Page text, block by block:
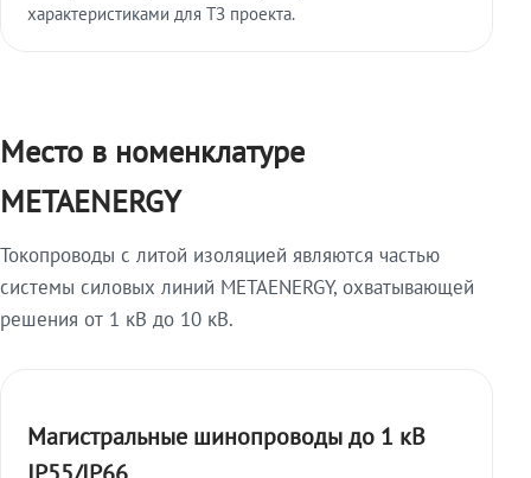
характеристиками для ТЗ проекта.
Место в номенклатуре
METAENERGY
Токопроводы с литой изоляцией являются частью
системы силовых линий METAENERGY, охватывающей
решения от 1 кВ до 10 кВ.
Магистральные шинопроводы до 1 кВ